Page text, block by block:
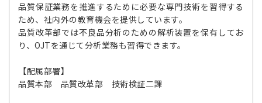
品質保証業務を推進するために必要な専門技術を習得する
ため、社内外の教育機会を提供しています。
品質改革部では不良品分析のための解析装置を保有してお
り、OJTを通じて分析業務も習得できます。
【配属部署】
品質本部 品質改革部 技術検証二課